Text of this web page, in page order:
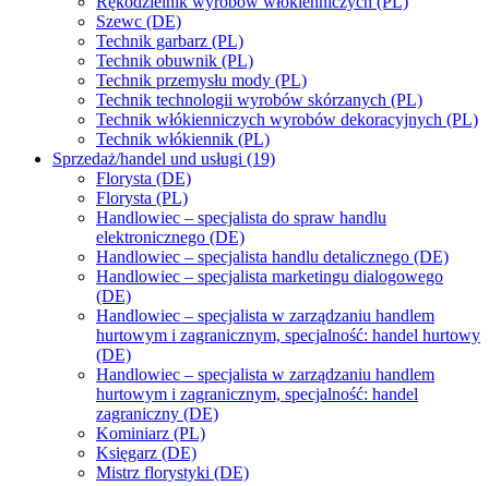
Szewc (DE)
Technik garbarz (PL)
Technik obuwnik (PL)
Technik przemysłu mody (PL)
Technik technologii wyrobów skórzanych (PL)
Technik włókienniczych wyrobów dekoracyjnych (PL)
Technik włókiennik (PL)
Sprzedaż/handel und usługi (19)
Florysta (DE)
Florysta (PL)
Handlowiec – specjalista do spraw handlu
elektronicznego (DE)
Handlowiec – specjalista handlu detalicznego (DE)
Handlowiec – specjalista marketingu dialogowego
(DE)
Handlowiec – specjalista w zarządzaniu handlem
hurtowym i zagranicznym, specjalność: handel hurtowy
(DE)
Handlowiec – specjalista w zarządzaniu handlem
hurtowym i zagranicznym, specjalność: handel
zagraniczny (DE)
Kominiarz (PL)
Księgarz (DE)
Mistrz florystyki (DE)